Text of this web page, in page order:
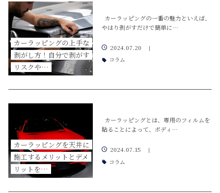
カーラッピングの上手な
剥がし方！自分で剥がす
リスクや…
カーラッピングの一番の魅力といえば、
やはり剥がすだけで簡単に…
2024.07.20 |
コラム
カーラッピングを天井に
施工するメリットとデメ
リットを…
カーラッピングとは、専用のフィルムを
貼ることによって、ボディ…
2024.07.15 |
コラム